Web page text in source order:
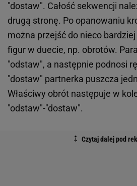
"dostaw". Całość sekwencji
drugą stronę. Po opanowaniu
można przejść do nieco
figur w duecie, np. obrotów.
"odstaw", a następnie podnosi
"dostaw" partnerka puszcza
Właściwy obrót następuje w
"odstaw"-"dostaw".